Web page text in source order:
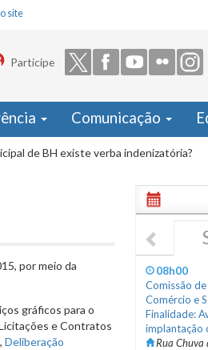
site
Participe
Comunicação
de BH existe verba indenizatória?
por meio da
gráficos para o
e Contratos
, Deliberação
08h00
Comissão
Comércio e
Finalidade:
implantação
Rua